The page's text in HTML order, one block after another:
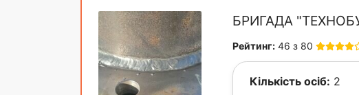
БРИГАДА
Рейтинг: 46 з 80
Кількість осіб: 2